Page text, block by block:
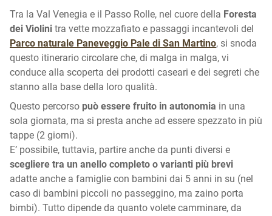
Tra la Val Venegia e il Passo Rolle, nel cuore della Foresta
dei Violini tra vette mozzafiato e passaggi incantevoli del
Parco naturale Paneveggio Pale di San Martino, si snoda
questo itinerario circolare che, di malga in malga, vi
conduce alla scoperta dei prodotti caseari e dei segreti che
stanno alla base della loro qualità.
Questo percorso può essere fruito in autonomia in una
sola giornata, ma si presta anche ad essere spezzato in più
tappe (2 giorni).
E’ possibile, tuttavia, partire anche da punti diversi e
scegliere tra un anello completo o varianti più brevi
adatte anche a famiglie con bambini dai 5 anni in su (nel
caso di bambini piccoli no passeggino, ma zaino porta
bimbi). Tutto dipende da quanto volete camminare, da